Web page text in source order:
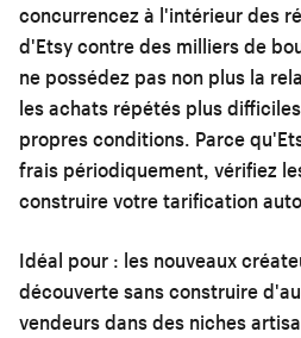
concurrencez à l'intérieur des
d'Etsy contre des milliers de
ne possédez pas non plus la
les achats répétés plus
propres conditions. Parce
frais périodiquement, vérifiez
construire votre tarification
Idéal pour : les nouveaux
découverte sans construire
vendeurs dans des niches